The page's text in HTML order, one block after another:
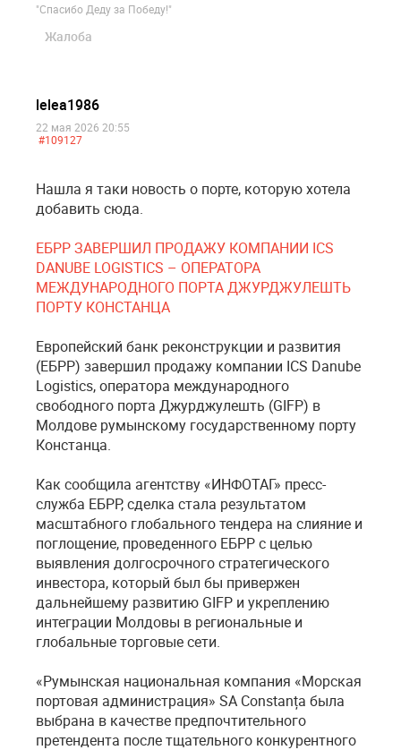
"Спасибо Деду за Победу!"
Жалоба
lelea1986
22 мая 2026 20:55
#109127
Нашла я таки новость о порте, которую хотела
добавить сюда.
ЕБРР ЗАВЕРШИЛ ПРОДАЖУ КОМПАНИИ ICS
DANUBE LOGISTICS – ОПЕРАТОРА
МЕЖДУНАРОДНОГО ПОРТА ДЖУРДЖУЛЕШТЬ
ПОРТУ КОНСТАНЦА
Европейский банк реконструкции и развития
(ЕБРР) завершил продажу компании ICS Danube
Logistics, оператора международного
свободного порта Джурджулешть (GIFP) в
Молдове румынскому государственному порту
Констанца.
Как сообщила агентству «ИНФОТАГ» пресс-
служба ЕБРР, сделка стала результатом
масштабного глобального тендера на слияние и
поглощение, проведенного ЕБРР с целью
выявления долгосрочного стратегического
инвестора, который был бы привержен
дальнейшему развитию GIFP и укреплению
интеграции Молдовы в региональные и
глобальные торговые сети.
«Румынская национальная компания «Морская
портовая администрация» SA Constanța была
выбрана в качестве предпочтительного
претендента после тщательного конкурентного